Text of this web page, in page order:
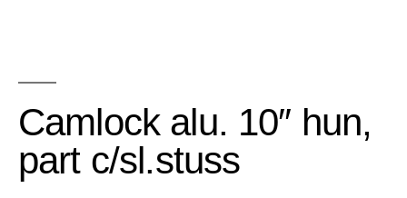
Camlock alu. 10″ hun,
part c/sl.stuss